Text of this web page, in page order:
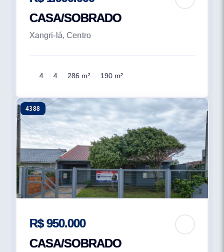
CASA/SOBRADO
Xangri-lá, Centro
4 4 286 m² 190 m²
4388
R$ 950.000
CASA/SOBRADO